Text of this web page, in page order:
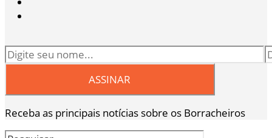
Receba as principais notícias sobre os Borracheiros